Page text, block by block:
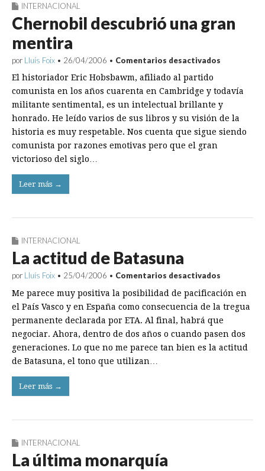
INTERNACIONAL
Chernobil descubrió una gran
mentira
por Lluís Foix • 26/04/2006 • Comentarios desactivados
una
gran
mentira
El historiador Eric Hobsbawm, afiliado al partido
comunista en los años cuarenta en Cambridge y todavía
militante sentimental, es un intelectual brillante y
honrado. He leído varios de sus libros y su visión de la
historia es muy respetable. Nos cuenta que sigue siendo
comunista por razones emotivas pero que el gran
victorioso del siglo…
Leer más →
INTERNACIONAL
La actitud de Batasuna
por Lluís Foix • 25/04/2006 • Comentarios desactivados
actitud
de
Batasuna
Me parece muy positiva la posibilidad de pacificación en
el País Vasco y en España como consecuencia de la tregua
permanente declarada por ETA. Al final, habrá que
negociar. Ahora, dentro de dos años o cuando pasen dos
generaciones. Lo que no me parece tan bien es la actitud
de Batasuna, el tono que utilizan…
Leer más →
INTERNACIONAL
La última monarquía